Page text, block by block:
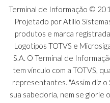
MV_2GNOINC
MV_320SLD
MV_325PMDA
MV_330ATCM
MV_340LOCK
MV_3DUPREF
MV_5CLIFOR
MV_74ITEM
Terminal de Informação ©
Projetado por Atilio
produtos e marca
Logotipos TOTVS e
S.A. O Terminal de
tem vínculo com a TOTVS,
representantes. "Assim diz o
sua sabedoria, nem se glorie